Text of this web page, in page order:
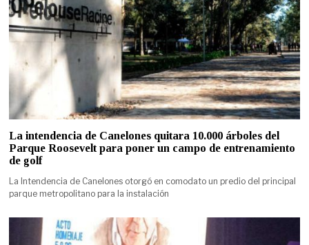
La intendencia de Canelones quitara 10.000 árboles del
Parque Roosevelt para poner un campo de entrenamiento
de golf
La Intendencia de Canelones otorgó en comodato un predio del principal
parque metropolitano para la instalación